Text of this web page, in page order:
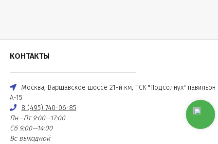
КОНТАКТЫ
Москва, Варшавское шоссе 21-й км, ТСК "Подсолнух" павильон
А-15
8 (495) 740-06-85
Пн—Пт 9:00—17:00
Сб 9:00—14:00
Вс выходной